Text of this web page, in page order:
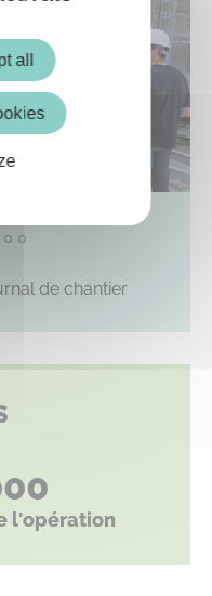
de chantier
l'opération
all